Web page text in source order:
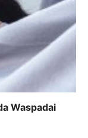
Waspadai